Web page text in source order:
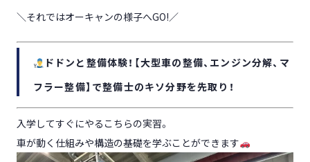
＼それではオーキャンの様子へGO!／
ドドンと整備体験！【大型車の整備、エンジン分解、マ
フラー整備】で整備士のキソ分野を先取り！
入学してすぐにやるこちらの実習。
車が動く仕組みや構造の基礎を学ぶことができます